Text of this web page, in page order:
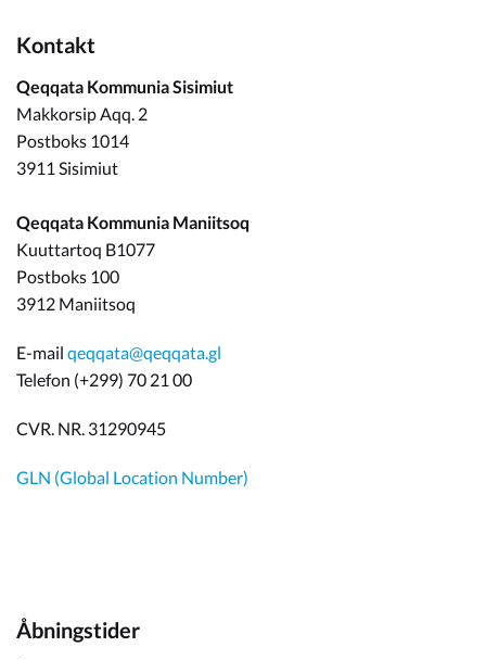
Kontakt
Qeqqata Kommunia Sisimiut
Makkorsip Aqq. 2
Postboks 1014
3911 Sisimiut
Qeqqata Kommunia Maniitsoq
Kuuttartoq B1077
Postboks 100
3912 Maniitsoq
E-mail qeqqata@qeqqata.gl
Telefon (+299) 70 21 00
CVR. NR. 31290945
GLN (Global Location Number)
Åbningstider